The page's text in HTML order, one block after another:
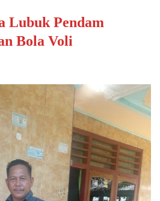
Lubuk Pendam
Bola Voli